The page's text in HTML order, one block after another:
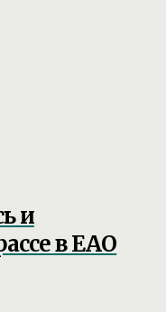
и
в ЕАО